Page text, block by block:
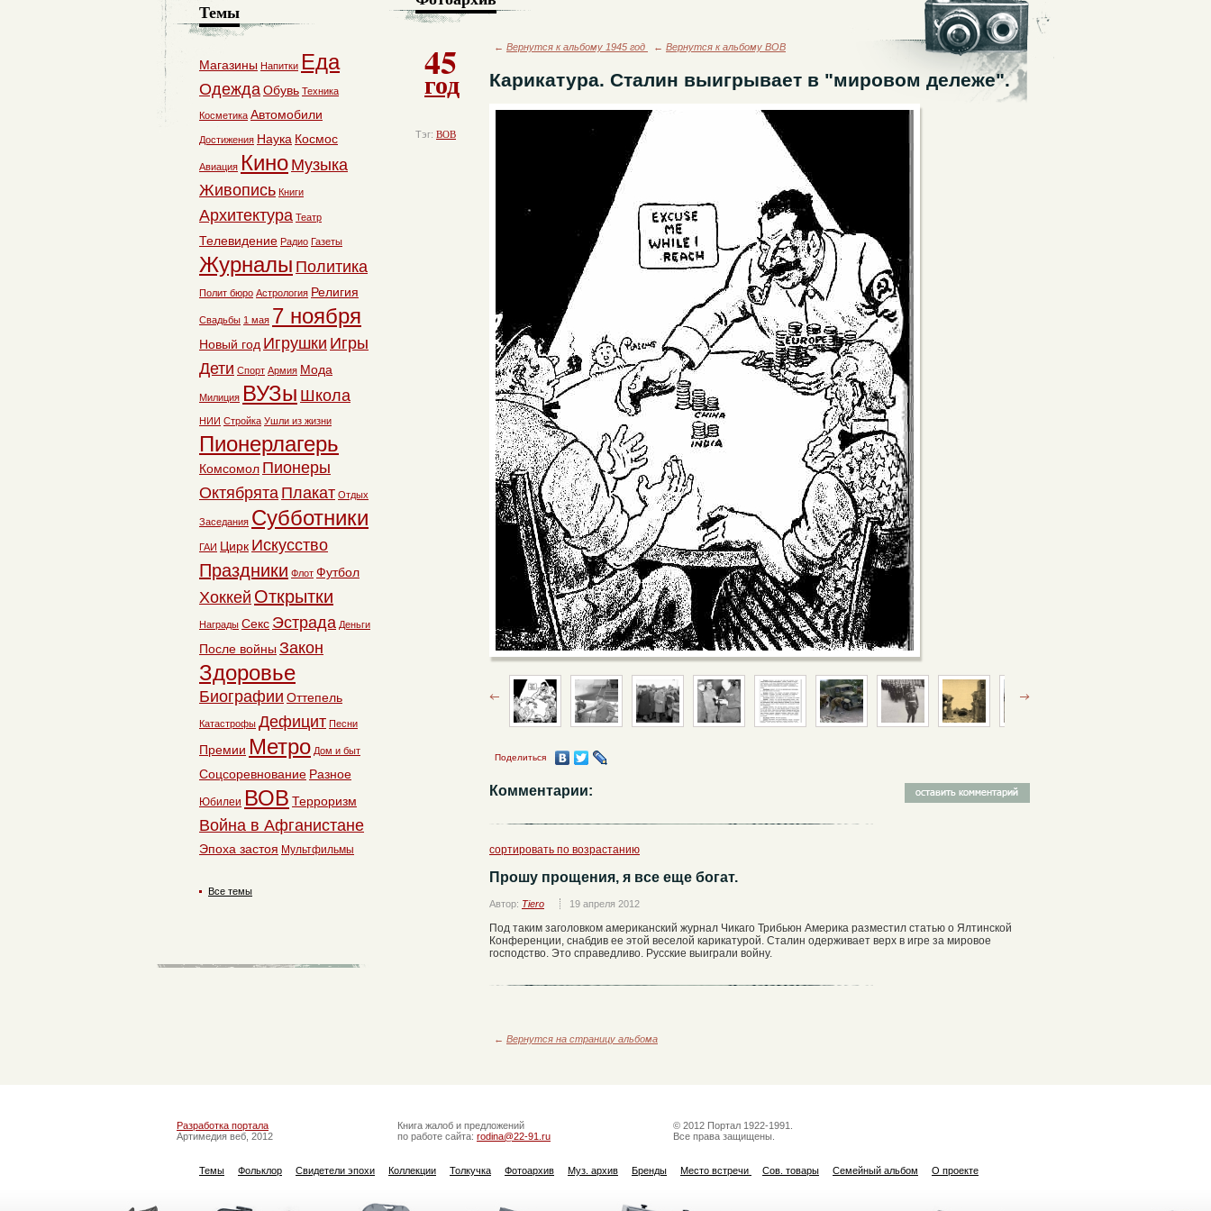
45
год
Тэг: ВОВ
← Вернутся к альбому 1945 год ← Вернутся к альбому ВОВ
Карикатура. Сталин выигрывает в "мировом дележе".
Поделиться
Комментарии:
сортировать по возрастанию
Прошу прощения, я все еще богат.
Автор: Tiero 19 апреля 2012
Под таким заголовком американский журнал Чикаго Трибьюн Америка разместил статью о Ялтинской
Конференции, снабдив ее этой веселой карикатурой. Сталин одерживает верх в игре за мировое
господство. Это справедливо. Русские выиграли войну.
← Вернутся на страницу альбома
Темы
Магазины Напитки Еда
ОдеждаОбувь Техника
Косметика Автомобили
Достижения Наука Космос
Авиация Кино Музыка
Живопись Книги
Архитектура Театр
Телевидение Радио Газеты
Журналы Политика
Полит бюро Астрология Религия
Свадьбы 1 мая 7 ноября
Новый год Игрушки Игры
Дети Спорт Армия Мода
Милиция ВУЗы Школа
НИИ Стройка Ушли из жизни
Пионерлагерь
Комсомол Пионеры
Октябрята Плакат Отдых
Заседания Субботники
ГАИ Цирк Искусство
Праздники Флот Футбол
Хоккей Открытки
Награды Секс Эстрада Деньги
После войны Закон
Здоровье
Биографии Оттепель
Катастрофы Дефицит Песни
Премии Метро Дом и быт
Соцсоревнование Разное
Юбилеи ВОВ Терроризм
Война в Афганистане
Эпоха застоя Мультфильмы
Все темы
Разработка портала
Артимедия веб, 2012
Книга жалоб и предложений
по работе сайта: rodina@22-91.ru
© 2012 Портал 1922-1991.
Все права защищены.
Темы Фольклор Свидетели эпохи Коллекции Толкучка Фотоархив Муз. архив Бренды Место встречи Сов. товары Семейный альбом О проекте